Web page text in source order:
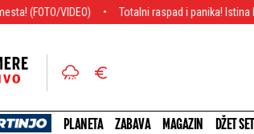
Totalni raspad i panika! Istina kad ispliva, oni bi da
PLANETA ZABAVA MAGAZIN DŽET SET